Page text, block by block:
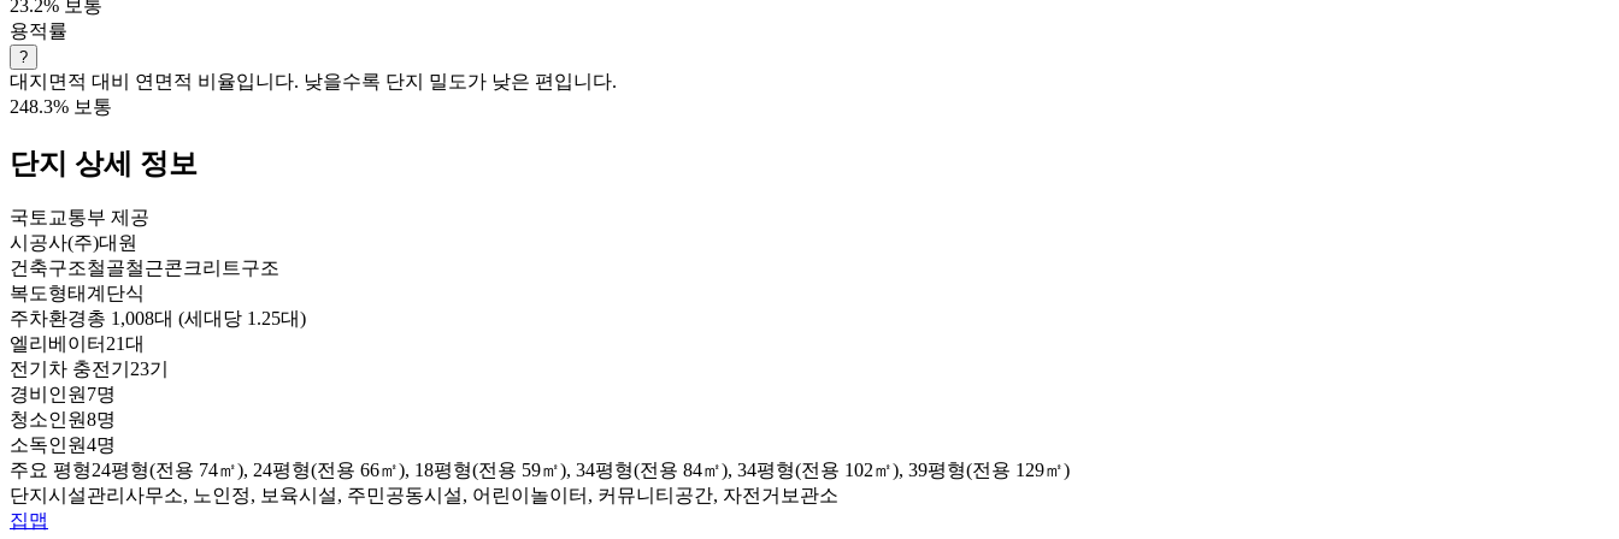
23.2% 보통
용적률
?
대지면적 대비 연면적 비율입니다. 낮을수록 단지 밀도가 낮은 편입니다.
248.3% 보통
단지 상세 정보
국토교통부 제공
시공사(주)대원
건축구조철골철근콘크리트구조
복도형태계단식
주차환경총 1,008대 (세대당 1.25대)
엘리베이터21대
전기차 충전기 23기
경비인원7명
청소인원8명
소독인원4명
주요 평형24평형(전용 74㎡), 24평형(전용 66㎡), 18평형(전용 59㎡), 34평형(전용 84㎡), 34평형(전용 102㎡), 39평형(전용 129㎡)
단지시설관리사무소, 노인정, 보육시설, 주민공동시설, 어린이놀이터, 커뮤니티공간, 자전거보관소
집맵